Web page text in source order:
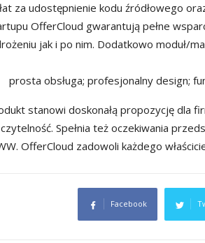
za udostępnienie kodu źródłowego
OfferCloud gwarantują pełne
jak i po nim. Dodatkowo moduł/
prosta obsługa; profesjonalny design;
stanowi doskonałą propozycję dla
Spełnia też oczekiwania
OfferCloud zadowoli każdego
Facebook